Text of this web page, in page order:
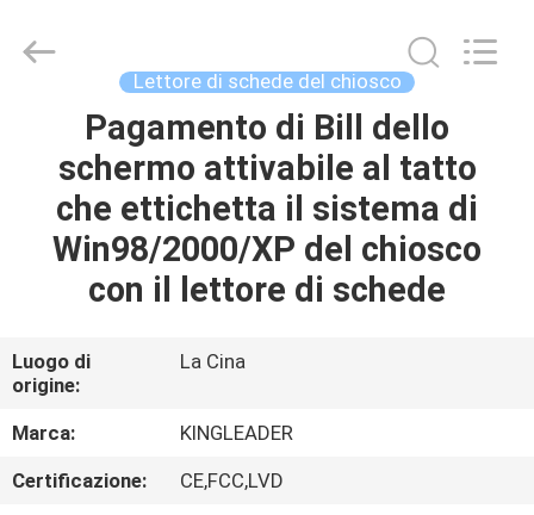
CASA
PRODOTTI
CIRCA
GIRO
DELLA
FABBRICA
fornitore.
Copyright
Lettore di schede del chiosco
Pagamento di Bill dello
schermo attivabile al tatto
che ettichetta il sistema di
Win98/2000/XP del chiosco
con il lettore di schede
Luogo di
origine:
La Cina
Marca:
KINGLEADER
Certificazione:
CE,FCC,LVD